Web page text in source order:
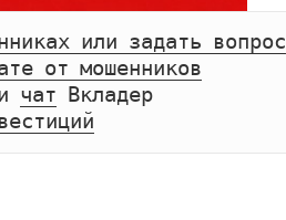
или задать вопрос
от мошенников
чат
Вкладер